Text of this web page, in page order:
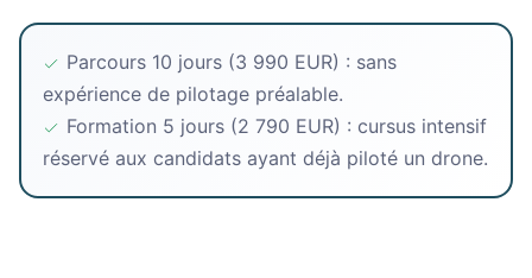
Parcours 10 jours (3 990 EUR) : sans
expérience de pilotage préalable.
Formation 5 jours (2 790 EUR) : cursus intensif
réservé aux candidats ayant déjà piloté un drone.